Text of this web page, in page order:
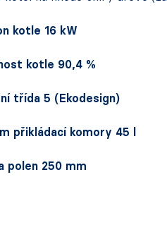
kotle 16 kW
kotle 90,4 %
třída 5 (Ekodesign)
přikládací komory 45 l
polen 250 mm